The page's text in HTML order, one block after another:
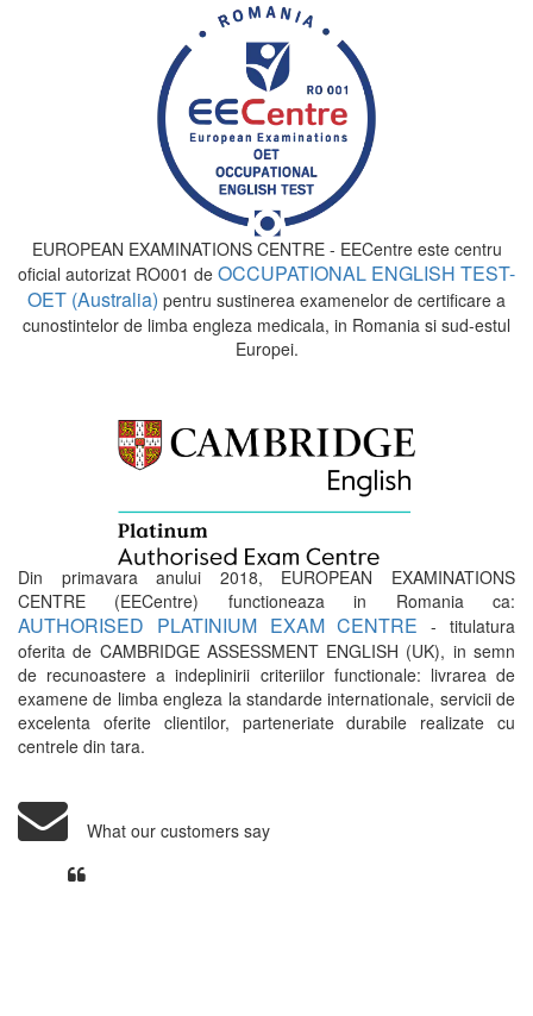
EUROPEAN EXAMINATIONS CENTRE - EECentre este centru
oficial autorizat RO001 de OCCUPATIONAL ENGLISH TEST-
OET (Australia) pentru sustinerea examenelor de certificare a
cunostintelor de limba engleza medicala, in Romania si sud-estul
Europei.
Din primavara anului 2018, EUROPEAN EXAMINATIONS
CENTRE (EECentre) functioneaza in Romania ca:
AUTHORISED PLATINIUM EXAM CENTRE - titulatura
oferita de CAMBRIDGE ASSESSMENT ENGLISH (UK), in semn
de recunoastere a indeplinirii criteriilor functionale: livrarea de
examene de limba engleza la standarde internationale, servicii de
excelenta oferite clientilor, parteneriate durabile realizate cu
centrele din tara.
What our customers say